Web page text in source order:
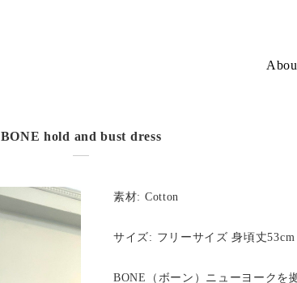
BONE hold and bust dress
素材: Cotton
サイズ: フリーサイズ 身頃丈53cm
BONE（ボーン）ニューヨークを